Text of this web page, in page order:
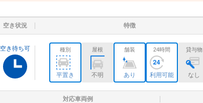
空き状況 特徴
空き待ち可 種別
平置き
屋根
不明
舗装
あり
24時間
利用可能
貸与物
なし
対応車両例